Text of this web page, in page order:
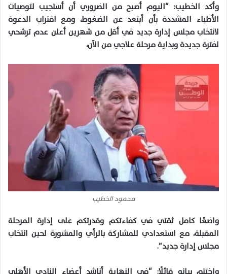
وأكد الخطيب: “اليوم أصبح من الضروري أن أستجيب لتوصيات
الأطباء المشددة بأن أبتعد عن الضغوط، ومع اقتراب الدعوة
لانتخاب مجلس إدارة جديد في أقل من شهرين أعلن عدم ترشحي
لفترة جديدة وبداية مرحلة علاجي من الآن،
محمود الخطيب
واضعًا كامل ثقتي في كفاءتكم وقدرتكم على إدارة المرحلة
المقبلة، مع استعدادي للمشاركة بالرأي والمشورة لحين انتخاب
مجلس إدارة جديد”.